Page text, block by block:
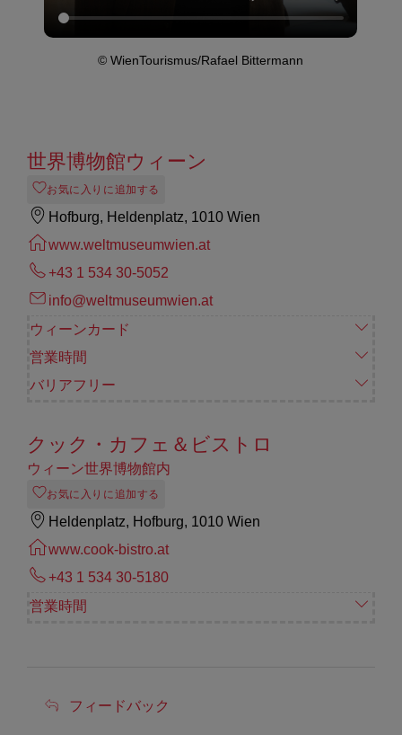
© WienTourismus/Rafael Bittermann
世界博物館ウィーン
お気に入りに追加する
Hofburg, Heldenplatz, 1010 Wien
www.weltmuseumwien.at
+43 1 534 30-5052
info@weltmuseumwien.at
ウィーンカード
営業時間
バリアフリー
クック・カフェ＆ビストロ
ウィーン世界博物館内
お気に入りに追加する
Heldenplatz, Hofburg, 1010 Wien
www.cook-bistro.at
+43 1 534 30-5180
営業時間
フ
フィードバック